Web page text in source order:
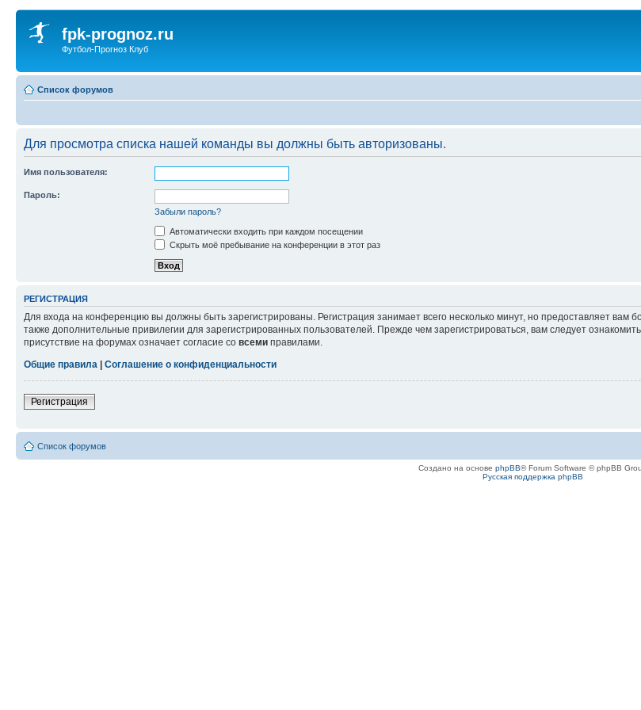
fpk-prognoz.ru
Футбол-Прогноз Клуб
Список форумов
Для просмотра списка нашей команды вы должны быть авторизованы.
Имя пользователя:
Пароль:
Забыли пароль?
Автоматически входить при каждом посещении
Скрыть моё пребывание на конференции в этот раз
РЕГИСТРАЦИЯ
Для входа на конференцию вы должны быть зарегистрированы. Регистрация занимает всего несколько минут, но предоставляет
также дополнительные привилегии для зарегистрированных пользователей. Прежде чем зарегистрироваться, вам следует
присутствие на форумах означает согласие со всеми правилами.
Общие правила
Соглашение о конфиденциальности
Регистрация
Список форумов
Создано на основе phpBB® Forum Software © phpBB
Русская поддержка phpBB